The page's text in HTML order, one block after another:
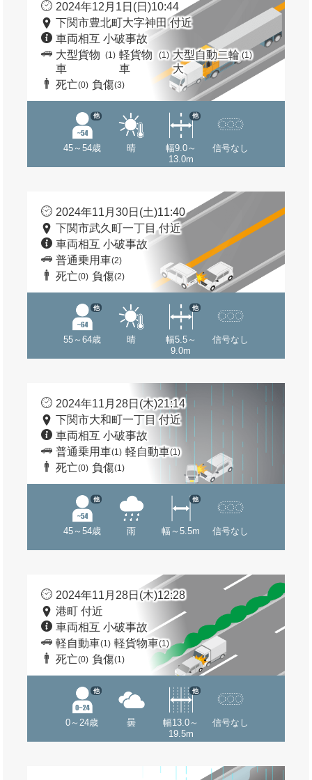
2024年12月1日(日)10:44
下関市豊北町大字神田 付近
車両相互 小破事故
大型貨物
車
(1) 軽貨物
車
(1) 大型自動二輪
大
(1)
死亡(0) 負傷(3)
45～54歳
他
晴
幅9.0～
13.0m
他
信号なし
2024年11月30日(土)11:40
下関市武久町一丁目 付近
車両相互 小破事故
普通乗用車(2)
死亡(0) 負傷(2)
55～64歳
他
晴
幅5.5～
9.0m
他
信号なし
2024年11月28日(木)21:14
下関市大和町一丁目 付近
車両相互 小破事故
普通乗用車(1) 軽自動車(1)
死亡(0) 負傷(1)
45～54歳
他
雨 幅～5.5m
他
信号なし
2024年11月28日(木)12:28
港町 付近
車両相互 小破事故
軽自動車(1) 軽貨物車(1)
死亡(0) 負傷(1)
0～24歳
他
曇
幅13.0～
19.5m
他
信号なし